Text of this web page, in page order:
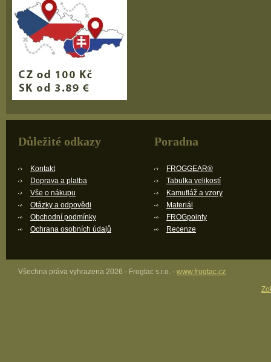
Důležité odkazy
Kontakt
Doprava a platba
Vše o nákupu
Otázky a odpovědi
Obchodní podmínky
Ochrana osobních údajů
Poradna
FROGGEAR®
Tabulka velikostí
Kamufláž a vzory
Materiál
FROGpointy
Recenze
Všechna práva vyhrazena 2026 - Frogtac s.r.o. - www.frogtac.cz